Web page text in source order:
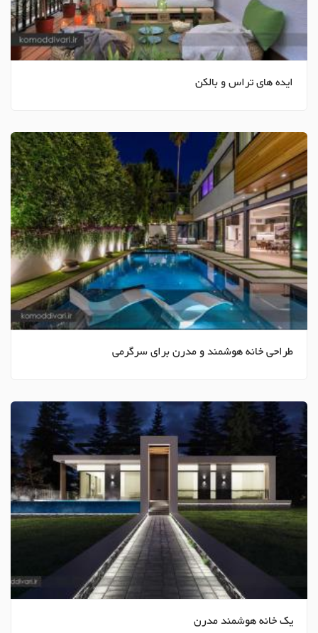
ایده های تراس و بالکن
طراحی خانه هوشمند و مدرن برای سرگرمی
یک خانه هوشمند مدرن